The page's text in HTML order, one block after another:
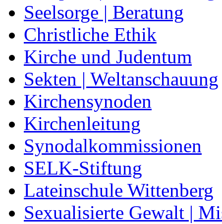
Seelsorge | Beratung
Christliche Ethik
Kirche und Judentum
Sekten | Weltanschauung
Kirchensynoden
Kirchenleitung
Synodalkommissionen
SELK-Stiftung
Lateinschule Wittenberg
Sexualisierte Gewalt |